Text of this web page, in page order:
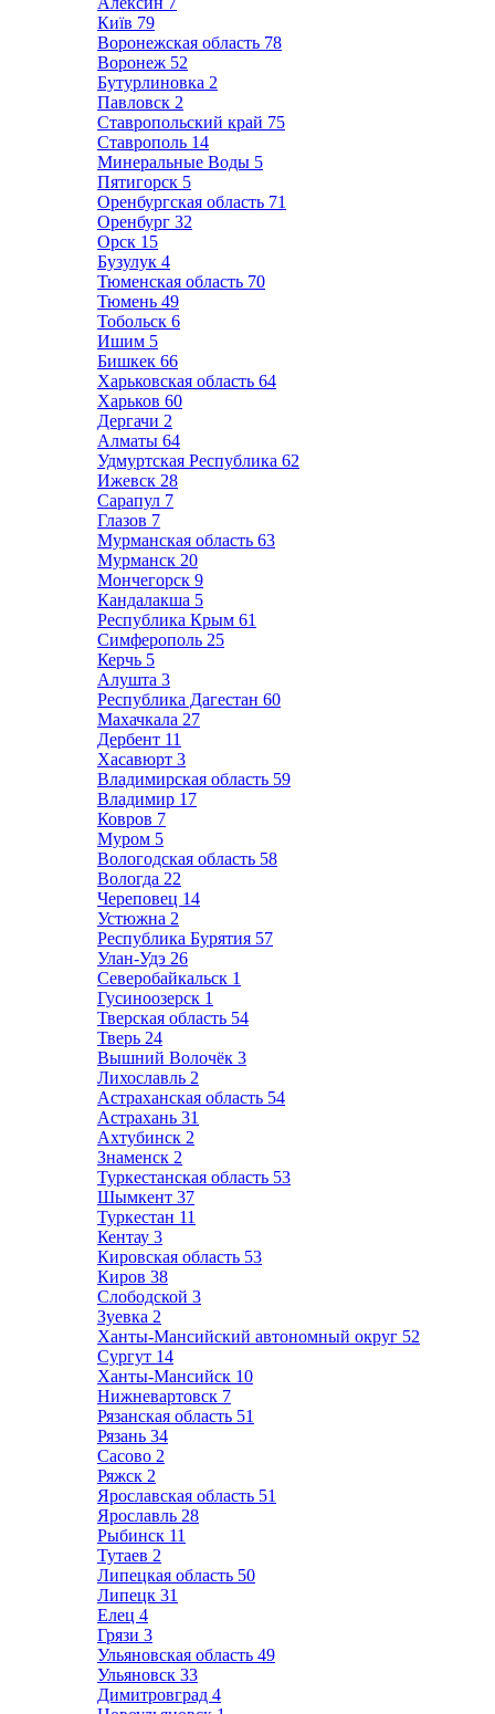
Київ 79
Воронежская область 78
Воронеж 52
Бутурлиновка 2
Павловск 2
Ставропольский край 75
Ставрополь 14
Минеральные Воды 5
Пятигорск 5
Оренбургская область 71
Оренбург 32
Орск 15
Бузулук 4
Тюменская область 70
Тюмень 49
Тобольск 6
Ишим 5
Бишкек 66
Харьковская область 64
Харьков 60
Дергачи 2
Алматы 64
Удмуртская Республика 62
Ижевск 28
Сарапул 7
Глазов 7
Мурманская область 63
Мурманск 20
Мончегорск 9
Кандалакша 5
Республика Крым 61
Симферополь 25
Керчь 5
Алушта 3
Республика Дагестан 60
Махачкала 27
Дербент 11
Хасавюрт 3
Владимирская область 59
Владимир 17
Ковров 7
Муром 5
Вологодская область 58
Вологда 22
Череповец 14
Устюжна 2
Республика Бурятия 57
Улан-Удэ 26
Северобайкальск 1
Гусиноозерск 1
Тверская область 54
Тверь 24
Вышний Волочёк 3
Лихославль 2
Астраханская область 54
Астрахань 31
Ахтубинск 2
Знаменск 2
Туркестанская область 53
Шымкент 37
Туркестан 11
Кентау 3
Кировская область 53
Киров 38
Слободской 3
Зуевка 2
Ханты-Мансийский автономный округ 52
Сургут 14
Ханты-Мансийск 10
Нижневартовск 7
Рязанская область 51
Рязань 34
Сасово 2
Ряжск 2
Ярославская область 51
Ярославль 28
Рыбинск 11
Тутаев 2
Липецкая область 50
Липецк 31
Елец 4
Грязи 3
Ульяновская область 49
Ульяновск 33
Димитровград 4